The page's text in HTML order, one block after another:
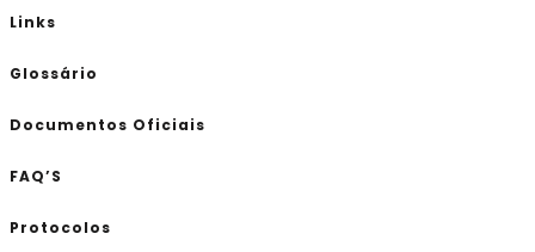
Links
Glossário
Documentos Oficiais
FAQ’S
Protocolos